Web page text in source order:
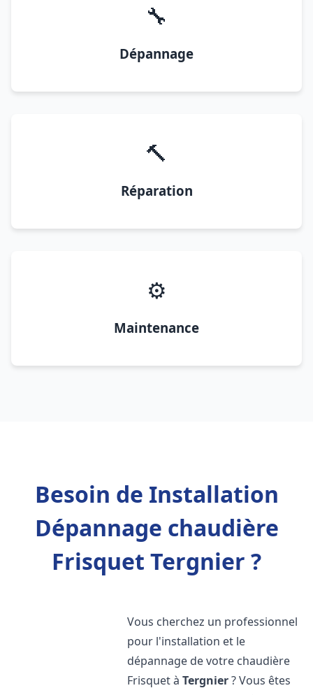
🔧
Dépannage
🔨
Réparation
⚙️
Maintenance
Besoin de Installation
Dépannage chaudière
Frisquet Tergnier ?
Vous cherchez un professionnel
pour l'installation et le
dépannage de votre chaudière
Frisquet àTergnier? Vous êtes